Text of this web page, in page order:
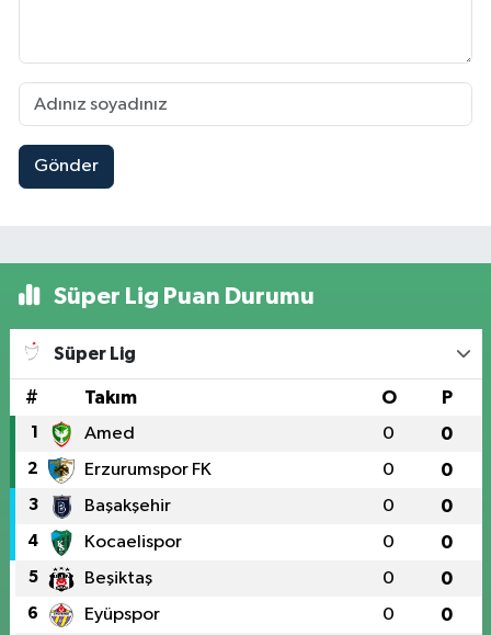
Gönder
Süper Lig Puan Durumu
Süper Lig
# Takım O P
1 Amed 0 0
2 Erzurumspor FK 0 0
3 Başakşehir 0 0
4 Kocaelispor 0 0
5 Beşiktaş 0 0
6 Eyüpspor 0 0